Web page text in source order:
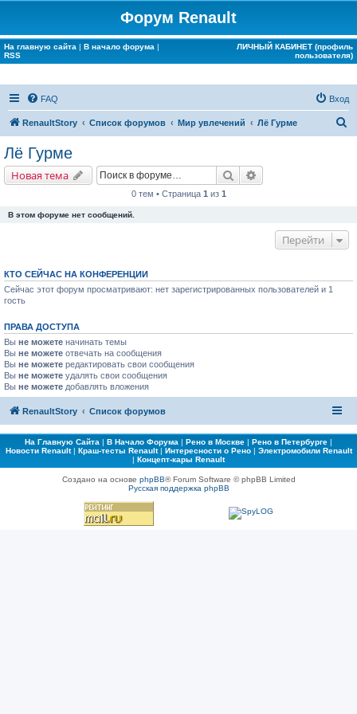
Форум Renault
На главную сайта | В начало форума |
RSS
ЛИЧНЫЙ КАБИНЕТ (профиль
пользователя)
FAQ Вход
RenaultStory Список форумов Мир увлечений Лё Гурме
Лё Гурме
Новая тема Поиск
0 тем • Страница 1 из 1
В этом форуме нет сообщений.
Перейти
КТО СЕЙЧАС НА КОНФЕРЕНЦИИ
Сейчас этот форум просматривают: нет зарегистрированных пользователей и 1
гость
ПРАВА ДОСТУПА
Вы не можете начинать темы
Вы не можете отвечать на сообщения
Вы не можете редактировать свои сообщения
Вы не можете удалять свои сообщения
Вы не можете добавлять вложения
RenaultStory Список форумов
На Главную Сайта | В Начало Форума | Рено в Москве | Рено в Петербурге |
Новости Renault| Краш-тесты Renault| Интересности о Рено| Электромобили Renault
| Концепт-кары Renault
Создано на основе phpBB® Forum Software © phpBB Limited
Русская поддержка phpBB